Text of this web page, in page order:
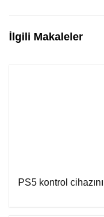
İlgili Makaleler
PS5 kontrol